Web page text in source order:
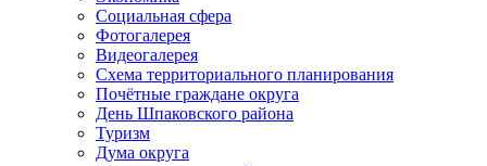
Социальная сфера
Фотогалерея
Видеогалерея
Схема территориального планирования
Почётные граждане округа
День Шпаковского района
Туризм
Дума округа